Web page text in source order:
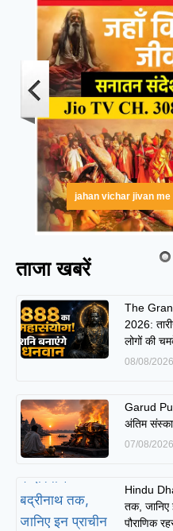
jahan vichar jivan me
ताजा खबरें
The
2026:
लोगों की
08/08/2026
Garud
अंतिम
07/08/2026
Hindu
तक, जानिए
पौराणिक